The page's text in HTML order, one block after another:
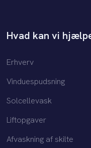
Hvad kan vi
Erhverv
Vinduespudsning
Solcellevask
Liftopgaver
Afvaskning af skilte